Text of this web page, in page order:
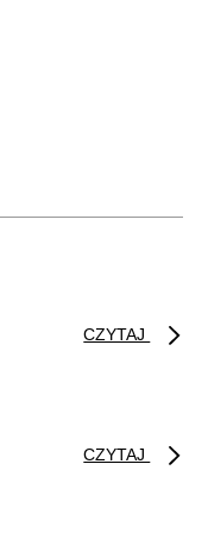
CZYTAJ
CZYTAJ